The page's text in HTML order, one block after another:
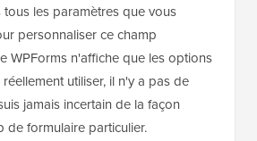
les paramètres que vous
personnaliser ce champ
WPForms n'affiche que les options
utiliser, il n'y a pas de
jamais incertain de la façon
de formulaire particulier.